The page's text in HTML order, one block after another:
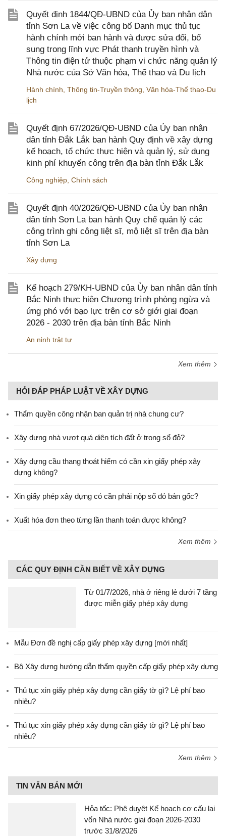
Quyết định 1844/QĐ-UBND của Ủy ban nhân dân
tỉnh Sơn La về việc công bố Danh mục thủ tục
hành chính mới ban hành và được sửa đổi, bổ
sung trong lĩnh vực Phát thanh truyền hình và
Thông tin điện tử thuộc phạm vi chức năng quản lý
Nhà nước của Sở Văn hóa, Thể thao và Du lịch
Hành chính Thông tin-Truyền thông Văn hóa-Thể thao-Du
lịch
Quyết định 67/2026/QĐ-UBND của Ủy ban nhân
dân tỉnh Đắk Lắk ban hành Quy định về xây dựng
kế hoạch, tổ chức thực hiện và quản lý, sử dụng
kinh phí khuyến công trên địa bàn tỉnh Đắk Lắk
Công nghiệp Chính sách
Quyết định 40/2026/QĐ-UBND của Ủy ban nhân
dân tỉnh Sơn La ban hành Quy chế quản lý các
công trình ghi công liệt sĩ, mộ liệt sĩ trên địa bàn
tỉnh Sơn La
Xây dựng
Kế hoạch 279/KH-UBND của Ủy ban nhân dân tỉnh
Bắc Ninh thực hiện Chương trình phòng ngừa và
ứng phó với bạo lực trên cơ sở giới giai đoạn
2026 - 2030 trên địa bàn tỉnh Bắc Ninh
An ninh trật tự
Xem thêm
HỎI ĐÁP PHÁP LUẬT VỀ XÂY DỰNG
Thẩm quyền công nhận ban quản trị nhà chung cư?
Xây dựng nhà vượt quá diện tích đất ở trong sổ đỏ?
Xây dựng cầu thang thoát hiểm có cần xin giấy phép xây
dựng không?
Xin giấy phép xây dựng có cần phải nộp sổ đỏ bản gốc?
Xuất hóa đơn theo từng lần thanh toán được không?
Xem thêm
CÁC QUY ĐỊNH CẦN BIẾT VỀ XÂY DỰNG
Từ 01/7/2026, nhà ở riêng lẻ dưới 7 tầng
được miễn giấy phép xây dựng
Mẫu Đơn đề nghị cấp giấy phép xây dựng [mới nhất]
Bộ Xây dựng hướng dẫn thẩm quyền cấp giấy phép xây dựng
Thủ tục xin giấy phép xây dựng cần giấy tờ gì? Lệ phí bao
nhiêu?
Thủ tục xin giấy phép xây dựng cần giấy tờ gì? Lệ phí bao
nhiêu?
Xem thêm
TIN VĂN BẢN MỚI
Hỏa tốc: Phê duyệt Kế hoạch cơ cấu lại
vốn Nhà nước giai đoạn 2026-2030
trước 31/8/2026